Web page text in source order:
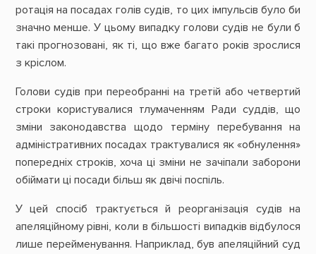
ротація на посадах голів судів, то цих імпульсів було би
значно менше. У цьому випадку голови судів не були б
такі прогнозовані, як ті, що вже багато років зрослися
з кріслом.
Голови судів при переобранні на третій або четвертий
строки користувалися тлумаченням Ради суддів, що
зміни законодавства щодо терміну перебування на
адміністративних посадах трактувалися як «обнулення»
попередніх строків, хоча ці зміни не зачіпали заборони
обіймати ці посади більш як двічі поспіль.
У цей спосіб трактується й реорганізація судів на
апеляційному рівні, коли в більшості випадків відбулося
лише перейменування. Наприклад, був апеляційний суд